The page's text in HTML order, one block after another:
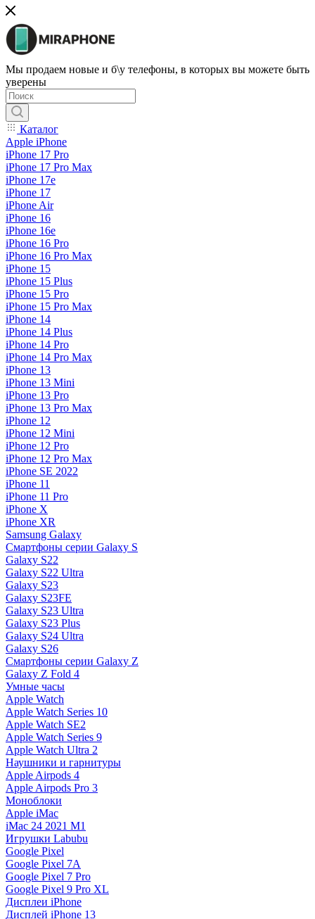
Мы продаем новые и б\у телефоны, в которых вы можете быть
уверены
Каталог
Apple iPhone
iPhone 17 Pro
iPhone 17 Pro Max
iPhone 17e
iPhone 17
iPhone Air
iPhone 16
iPhone 16e
iPhone 16 Pro
iPhone 16 Pro Max
iPhone 15
iPhone 15 Plus
iPhone 15 Pro
iPhone 15 Pro Max
iPhone 14
iPhone 14 Plus
iPhone 14 Pro
iPhone 14 Pro Max
iPhone 13
iPhone 13 Mini
iPhone 13 Pro
iPhone 13 Pro Max
iPhone 12
iPhone 12 Mini
iPhone 12 Pro
iPhone 12 Pro Max
iPhone SE 2022
iPhone 11
iPhone 11 Pro
iPhone X
iPhone XR
Samsung Galaxy
Смартфоны серии Galaxy S
Galaxy S22
Galaxy S22 Ultra
Galaxy S23
Galaxy S23FE
Galaxy S23 Ultra
Galaxy S23 Plus
Galaxy S24 Ultra
Galaxy S26
Смартфоны серии Galaxy Z
Galaxy Z Fold 4
Умные часы
Apple Watch
Apple Watch Series 10
Apple Watch SE2
Apple Watch Series 9
Apple Watch Ultra 2
Наушники и гарнитуры
Apple Airpods 4
Apple Airpods Pro 3
Моноблоки
Apple iMac
iMac 24 2021 M1
Игрушки Labubu
Google Pixel
Google Pixel 7А
Google Pixel 7 Pro
Google Pixel 9 Pro XL
Дисплеи iPhone
Дисплей iPhone 13